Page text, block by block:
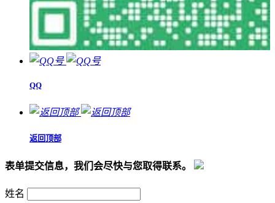
QQ
返回顶部
表单提交信息，我们会尽快与您取得联系。
姓名